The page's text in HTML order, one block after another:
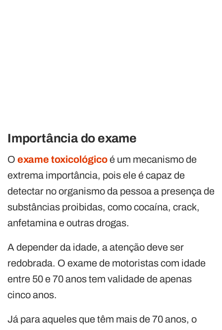
Importância do exame
O exame toxicológicoé um mecanismo de
extrema importância, pois ele é capaz de
detectar no organismo da pessoa a presença de
substâncias proibidas, como cocaína, crack,
anfetamina e outras drogas.
A depender da idade, a atenção deve ser
redobrada. O exame de motoristas com idade
entre 50 e 70 anos tem validade de apenas
cinco anos.
Já para aqueles que têm mais de 70 anos, o